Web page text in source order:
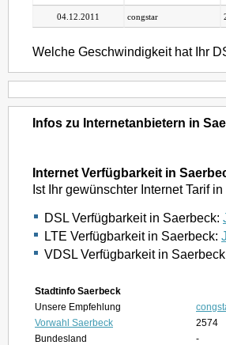
04.12.2011 congstar
Welche Geschwindigkeit hat Ihr
Infos zu Internetanbietern in
Internet Verfügbarkeit in
Ist Ihr gewünschter Internet Tarif
DSL Verfügbarkeit in Saerbeck:
LTE Verfügbarkeit in Saerbeck:
VDSL Verfügbarkeit in
Stadtinfo Saerbeck
Unsere Empfehlung
Vorwahl Saerbeck
2574
Bundesland
-